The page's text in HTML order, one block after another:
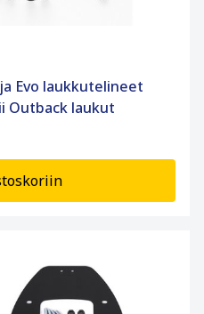
Evo laukkutelineet
Outback laukut